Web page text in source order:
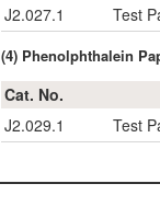
J2.027.1
Test
(4) Phenolphthalein
Cat. No.
J2.029.1
Test